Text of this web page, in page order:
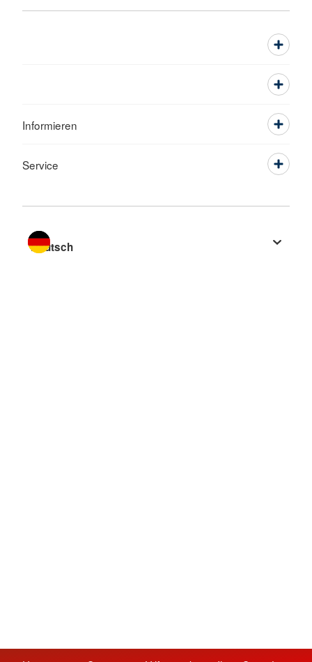
Informieren
Service
Sprache wechseln zu